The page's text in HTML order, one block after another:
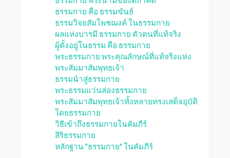
ธรรมกาย คือ ธรรมขันธ์
ธรรมวิจยสัมโพชฌงค์ ในธรรมกาย
ผลแห่งบารมี ธรรมกาย ตัวตนที่แท้จริง
ผู้ตั้งอยู่ในธรรม คือ ธรรมกาย
พระธรรมกาย พระคุณลักษณ์ที่แท้จริงแห่ง
พระสัมมาสัมพุทธเจ้า
ธรรมนำสู่ธรรมกาย
พระธรรมแว่นส่องธรรมกาย
พระสัมมาสัมพุทธเจ้าทั้งหลายทรงเสด็จอุบัติ
โดยธรรมกาย
วิธีเข้าถึงธรรมกายในคัมภีร์
สิริธรรมกาย
หลักฐาน "ธรรมกาย" ในคัมภีร์